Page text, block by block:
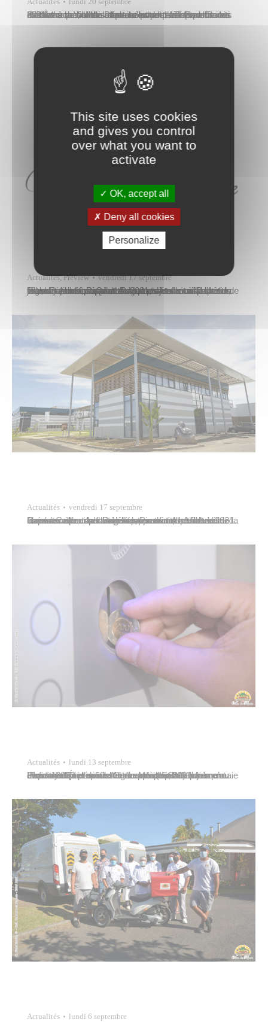
Rendre accessible la lecture pour tous fait partie des missions de la Maison de la culture – Te Fare Tauhiti nui. À l’occasion du renouvellement des fonds de sa médiathèque, elle a offert un lot de plusieurs dizaines d’albums de bandes dessinées pour adolescents et adultes à la Ville de Papeete mardi 14 septembre 2021.…
Actualités,Preview vendredi 17 septembre
Le conseil municipal de Papeete s’est réuni à l’hôtel de ville le jeudi 16 septembre 2021, dans le respect des règles sanitaires. Quatre rapports étaient à l’ordre du jour, dont trois portaient sur un projet de collaboration entre Papeete, Pirae et Arue dans le domaine de l’assainissement collectif. Une charte entre Papeete, Pirae et Arue…
Actualités vendredi 17 septembre
Les communes de Papeete, Pirae et Arue ont validé la charte scellant leur volonté commune de mutualiser leurs services de l’assainissement collectif des eaux usées. Celle-ci sera signée avant fin septembre 2021. Dans le cadre de son développement, la Ville de Papeete a pour priorités la préservation de l’environnement et l’amélioration du cadre de vie…
Actualités lundi 13 septembre
L’Institut d’Émission d’Outre-Mer (IEOM) a mis en circulation une nouvelle gamme de pièces de monnaie en francs Pacifique le 1er septembre 2021. Les anciennes pièces restent toutefois valables jusqu’au 31 mai 2022 et doivent être acceptées en paiement. Pour s’adapter aux nouvelles pièces, la Ville de Papeete doit procéder au remplacement des monnayeurs des 52…
Actualités lundi 6 septembre
This site uses cookies
and gives you control
over what you want to
activate
OK, accept all
Deny all cookies
Personalize